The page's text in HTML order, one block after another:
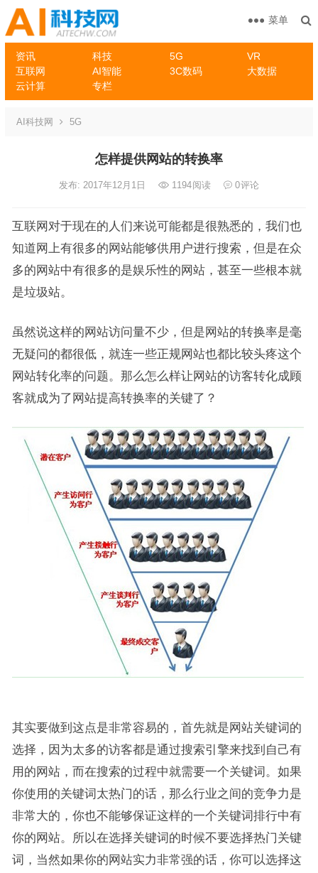
资讯 科技 5G
VR
互联网
AI智能 3C数码
大数据
云计算
专栏
菜单
AI科技网 5G
怎样提供网站的转换率
发布: 2017年12月1日 1194阅读 0评论
互联网对于现在的人们来说可能都是很熟悉的，我们也
知道网上有很多的网站能够供用户进行搜索，但是在众
多的网站中有很多的是娱乐性的网站，甚至一些根本就
是垃圾站。
虽然说这样的网站访问量不少，但是网站的转换率是毫
无疑问的都很低，就连一些正规网站也都比较头疼这个
网站转化率的问题。那么怎么样让网站的访客转化成顾
客就成为了网站提高转换率的关键了？
其实要做到这点是非常容易的，首先就是网站关键词的
选择，因为太多的访客都是通过搜索引擎来找到自己有
用的网站，而在搜索的过程中就需要一个关键词。如果
你使用的关键词太热门的话，那么行业之间的竞争力是
非常大的，你也不能够保证这样的一个关键词排行中有
你的网站。所以在选择关键词的时候不要选择热门关键
词，当然如果你的网站实力非常强的话，你可以选择这